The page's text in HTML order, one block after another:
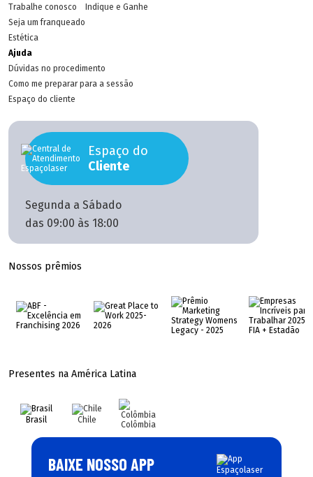
Trabalhe conosco
Seja um franqueado
Estética
Indique e Ganhe
Ajuda
Dúvidas no procedimento
Como me preparar para a sessão
Espaço do cliente
Espaço do
Cliente
Segunda a Sábado
das 09:00 às 18:00
Nossos prêmios
Presentes na América Latina
Brasil Chile Colômbia
BAIXE NOSSO APP